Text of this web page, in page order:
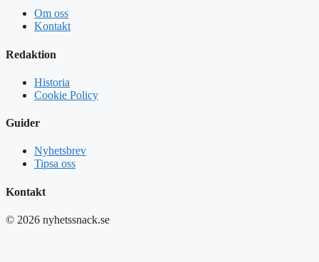
Om oss
Kontakt
Redaktion
Historia
Cookie Policy
Guider
Nyhetsbrev
Tipsa oss
Kontakt
© 2026 nyhetssnack.se